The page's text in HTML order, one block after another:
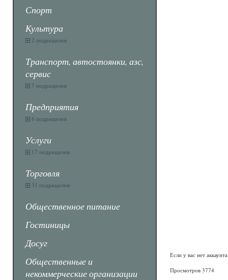
Спорт
Культура
2 подразделов
Транспорт, автостоянки, азс,
сервис
7 подразделов
Предприятия
6 подразделов
Услуги
17 подразделов
Торговля
31 подразделов
Общественное питание
Гостиницы
Досуг
Общественные и
некоммерческие организации
Если у вас нет
Просмотров 3774